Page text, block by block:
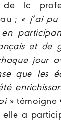
la
; « j’ai
et de
jour
que les
» témoigne
elle a